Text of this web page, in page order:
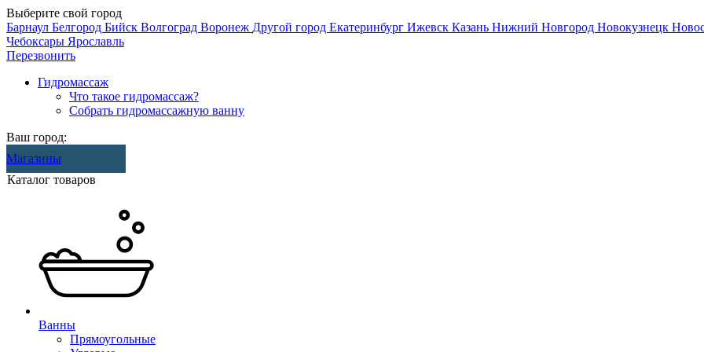
Выберите свой город
Барнаул Белгород Бийск Волгоград Воронеж Другой город Екатеринбург Ижевск Казань Нижний Новгород Новокузнецк
Чебоксары Ярославль
Перезвонить
Гидромассаж
Что такое гидромассаж?
Собрать гидромассажную ванну
Ваш город:
Магазины
Каталог товаров
Ванны
Прямоугольные